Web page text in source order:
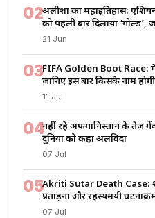
02अलीशा का महाइतिहास:
को पहली बार दिलाया
21 Jun
03FIFA Golden Boot Race:
जानिए इस बार किसके नाम
11 Jul
04नहीं रहे अफगानिस्तान के तेज
दुनिया को कहा अलविदा
07 Jul
05Akriti Sutar Death Case:
प्रताड़ना और रहस्यमयी
07 Jul